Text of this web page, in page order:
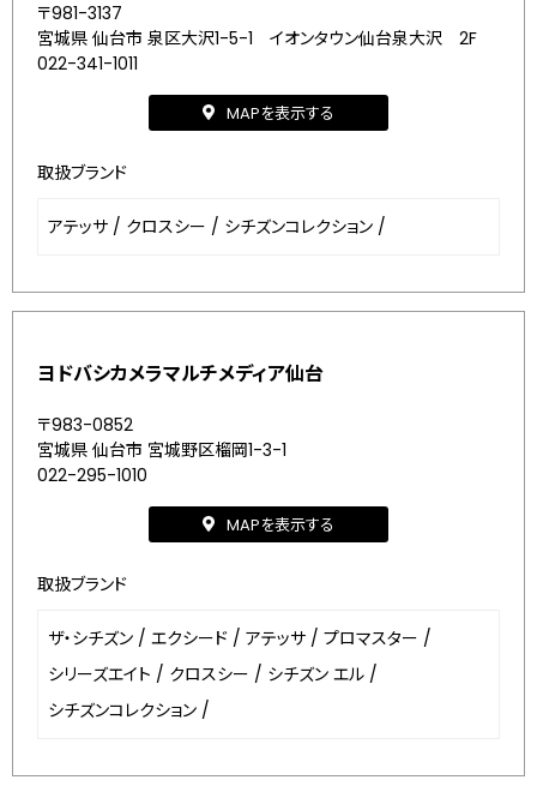
〒981-3137
宮城県 仙台市 泉区大沢1-5-1 イオンタウン仙台泉大沢 2F
022-341-1011
MAPを表示する
取扱ブランド
アテッサ / クロスシー / シチズンコレクション /
ヨドバシカメラマルチメディア仙台
〒983-0852
宮城県 仙台市 宮城野区榴岡1-3-1
022-295-1010
MAPを表示する
取扱ブランド
ザ・シチズン / エクシード / アテッサ / プロマスター /
シリーズエイト / クロスシー / シチズン エル /
シチズンコレクション /